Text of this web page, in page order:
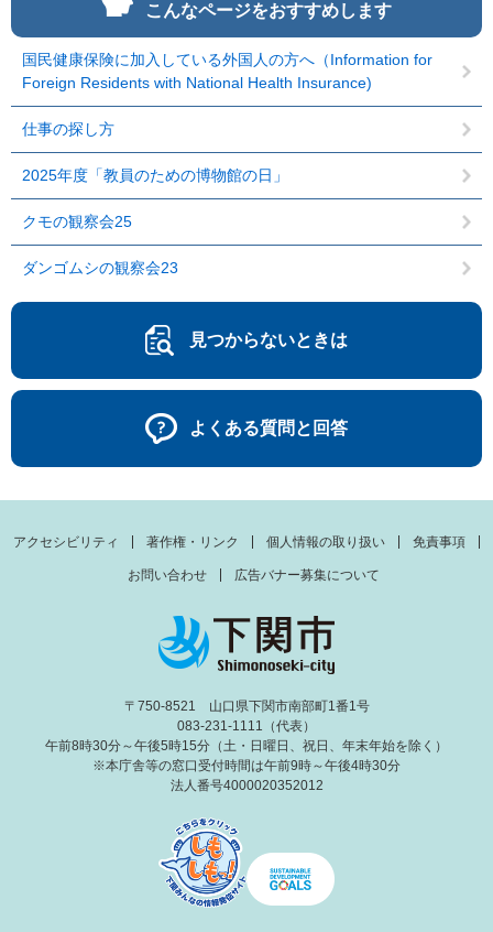
こんなページをおすすめします
国民健康保険に加入している外国人の方へ（Information for
Foreign Residents with National Health Insurance)
仕事の探し方
2025年度「教員のための博物館の日」
クモの観察会25
ダンゴムシの観察会23
見つからないときは
よくある質問と回答
アクセシビリティ 著作権・リンク 個人情報の取り扱い 免責事項
お問い合わせ 広告バナー募集について
〒750-8521 山口県下関市南部町1番1号
083-231-1111（代表）
午前8時30分～午後5時15分（土・日曜日、祝日、年末年始を除く）
※本庁舎等の窓口受付時間は午前9時～午後4時30分
法人番号4000020352012